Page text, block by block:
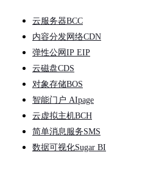
云服务器BCC
内容分发网络CDN
弹性公网IP EIP
云磁盘CDS
对象存储BOS
智能门户 AIpage
云虚拟主机BCH
简单消息服务SMS
数据可视化Sugar BI